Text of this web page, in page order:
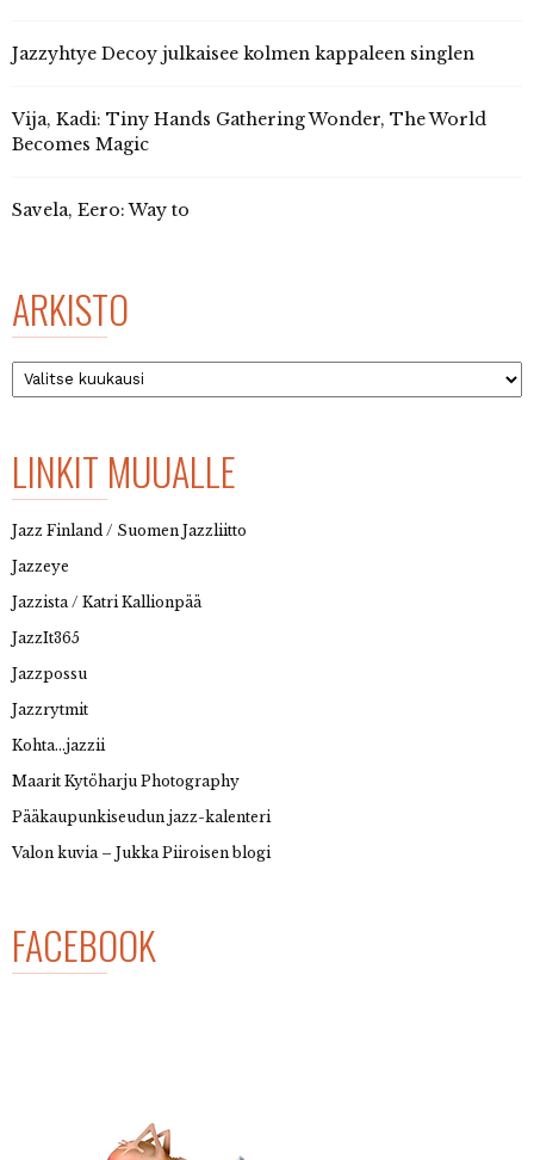
Jazzyhtye Decoy julkaisee kolmen kappaleen singlen
Vija, Kadi: Tiny Hands Gathering Wonder, The World
Becomes Magic
Savela, Eero: Way to
ARKISTO
Arkisto
LINKIT MUUALLE
Jazz Finland / Suomen Jazzliitto
Jazzeye
Jazzista / Katri Kallionpää
JazzIt365
Jazzpossu
Jazzrytmit
Kohta…jazzii
Maarit Kytöharju Photography
Pääkaupunkiseudun jazz-kalenteri
Valon kuvia – Jukka Piiroisen blogi
FACEBOOK